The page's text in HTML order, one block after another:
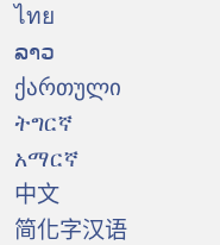
ไทย
ລາວ
ქართული
ትግርኛ
አማርኛ
中文
简化字汉语